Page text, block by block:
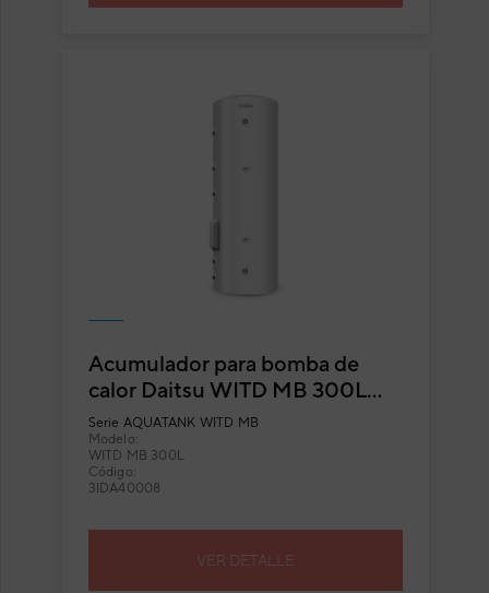
Acumulador para bomba de
calor Daitsu WITD MB 300L
36-54
Serie AQUATANK WITD MB
Modelo:
WITD MB 300L
Código:
3IDA40008
VER DETALLE